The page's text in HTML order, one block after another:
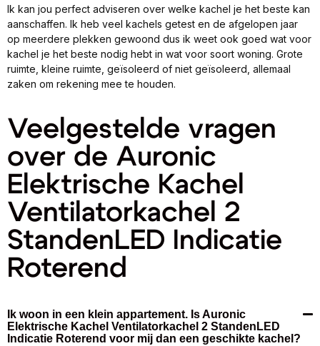
Ik kan jou perfect adviseren over welke kachel je het beste kan
aanschaffen. Ik heb veel kachels getest en de afgelopen jaar
op meerdere plekken gewoond dus ik weet ook goed wat voor
kachel je het beste nodig hebt in wat voor soort woning. Grote
ruimte, kleine ruimte, geïsoleerd of niet geïsoleerd, allemaal
zaken om rekening mee te houden.
Veelgestelde vragen
over de Auronic
Elektrische Kachel
Ventilatorkachel 2
StandenLED Indicatie
Roterend
Ik woon in een klein appartement. Is Auronic
Elektrische Kachel Ventilatorkachel 2 StandenLED
Indicatie Roterend voor mij dan een geschikte kachel?